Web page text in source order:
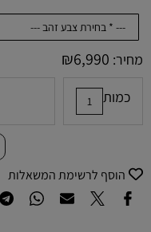
מחיר: ₪6,990
כמות
הוסף לרשימת המשאלות